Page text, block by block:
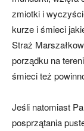
zmiotki i
kurze i śmieci
Straż
porządku na
śmieci też
Jeśli natomiast
posprzątania